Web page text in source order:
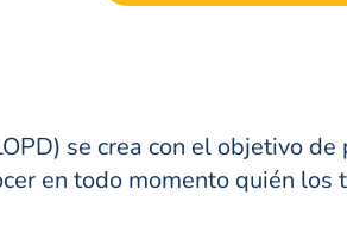
se crea con el objetivo
en todo momento quién los